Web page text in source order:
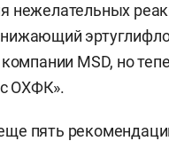
нежелательных
компании MSD, но
ОХФК».
пять